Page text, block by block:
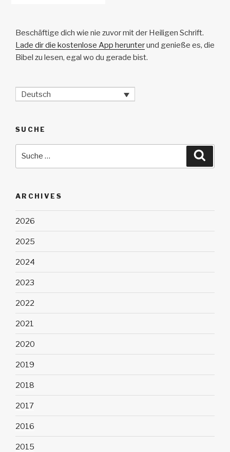
Beschäftige dich wie nie zuvor mit der Heiligen Schrift.
Lade dir die kostenlose App herunterund genieße es, die
Bibel zu lesen, egal wo du gerade bist.
Deutsch
SUCHE
ARCHIVES
2026
2025
2024
2023
2022
2021
2020
2019
2018
2017
2016
2015